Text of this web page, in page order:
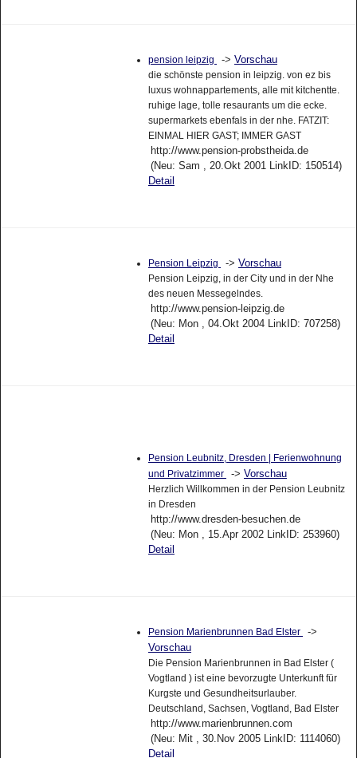
pension leipzig -> Vorschau
die schönste pension in leipzig. von ez bis
luxus wohnappartements, alle mit kitchentte.
ruhige lage, tolle resaurants um die ecke.
supermarkets ebenfals in der nhe. FATZIT:
EINMAL HIER GAST; IMMER GAST
http://www.pension-probstheida.de
(Neu: Sam , 20.Okt 2001 LinkID: 150514)
Detail
Pension Leipzig -> Vorschau
Pension Leipzig, in der City und in der Nhe
des neuen Messegelndes.
http://www.pension-leipzig.de
(Neu: Mon , 04.Okt 2004 LinkID: 707258)
Detail
Pension Leubnitz, Dresden | Ferienwohnung
und Privatzimmer
-> Vorschau
Herzlich Willkommen in der Pension Leubnitz
in Dresden
http://www.dresden-besuchen.de
(Neu: Mon , 15.Apr 2002 LinkID: 253960)
Detail
Pension Marienbrunnen Bad Elster
->
Vorschau
Die Pension Marienbrunnen in Bad Elster (
Vogtland ) ist eine bevorzugte Unterkunft für
Kurgste und Gesundheitsurlauber.
Deutschland, Sachsen, Vogtland, Bad Elster
http://www.marienbrunnen.com
(Neu: Mit , 30.Nov 2005 LinkID: 1114060)
Detail